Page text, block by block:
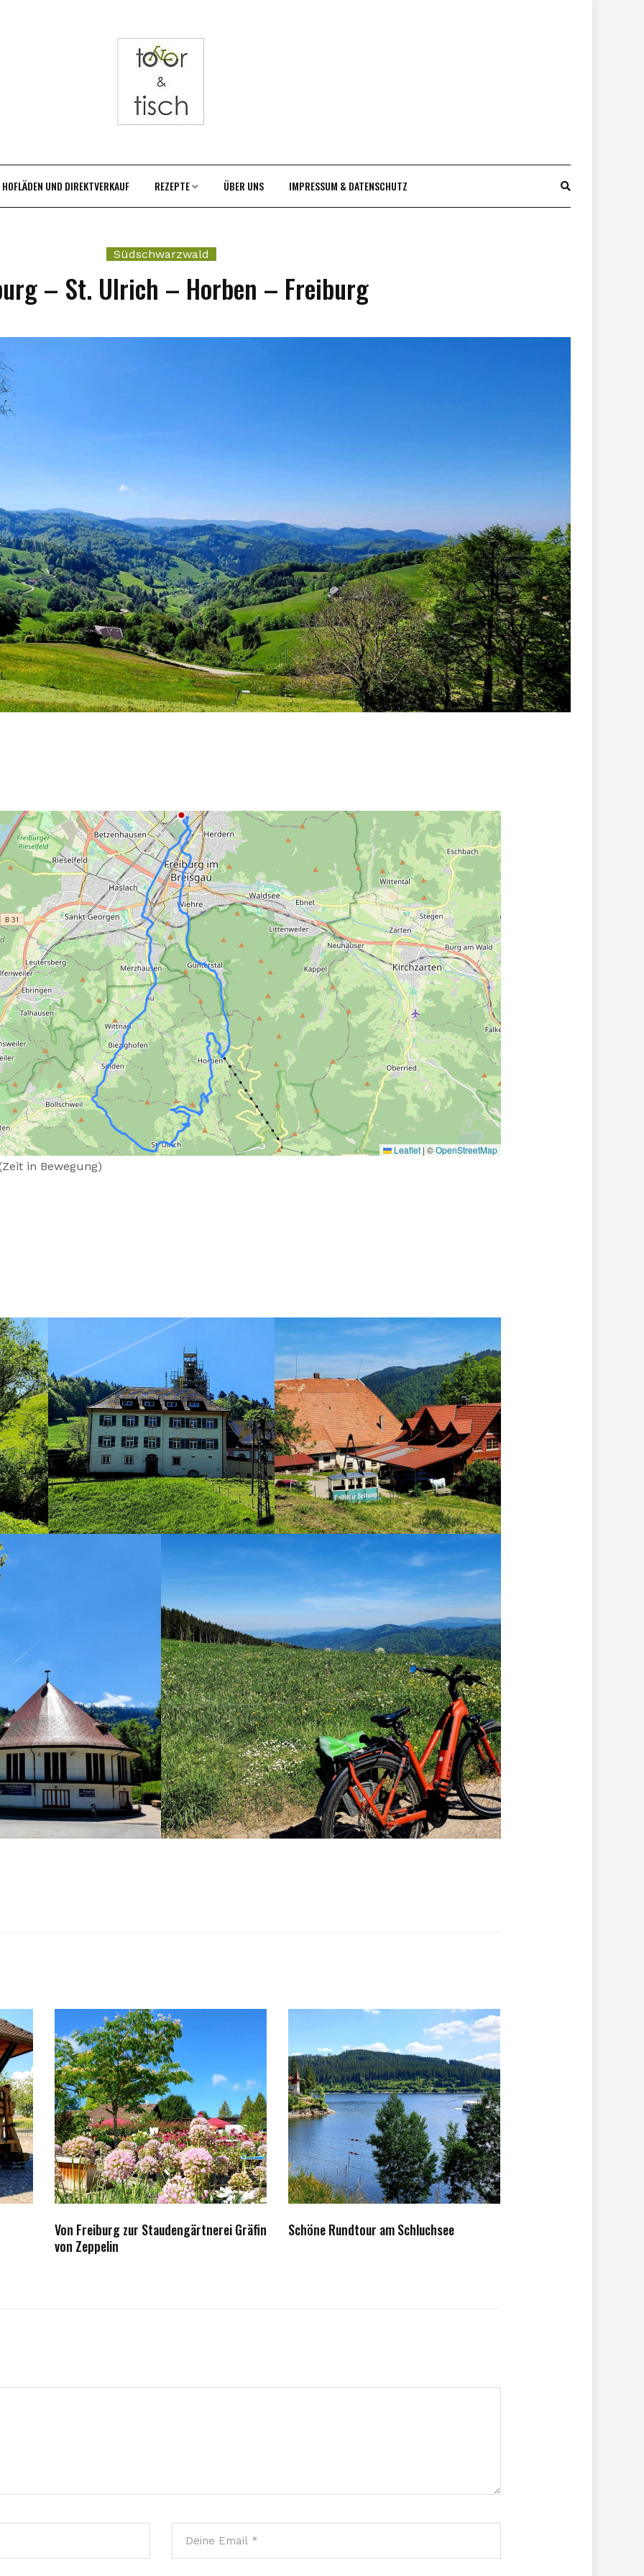
HOFLÄDEN UND DIREKTVERKAUF REZEPTE ÜBER UNS IMPRESSUM & DATENSCHUTZ
Südschwarzwald
– St. Ulrich – Horben – Freiburg
Leaflet | ©OpenStreetMap
in Bewegung)
Von Freiburg zur Staudengärtnerei Gräfin
von Zeppelin
Schöne Rundtour am Schluchsee